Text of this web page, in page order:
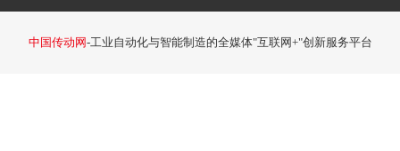
中国传动网-工业自动化与智能制造的全媒体"互联网+"创新服务平台